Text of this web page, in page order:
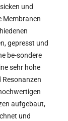
und
Membranen
gepresst und
be-sondere
sehr hohe
aufgebaut,
und